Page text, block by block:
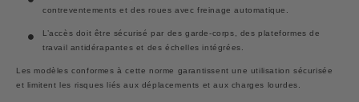
contreventements et des roues avec freinage automatique.
L’accès doit être sécurisé par des garde-corps, des plateformes de
travail antidérapantes et des échelles intégrées.
Les modèles conformes à cette norme garantissent une utilisation sécurisée
et limitent les risques liés aux déplacements et aux charges lourdes.